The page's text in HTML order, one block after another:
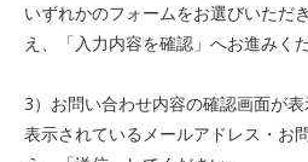
いずれかのフォームをお選びいただ
え、「入力内容を確認」へお進みくだ
3）お問い合わせ内容の確認画面が表
表示されているメールアドレス・お